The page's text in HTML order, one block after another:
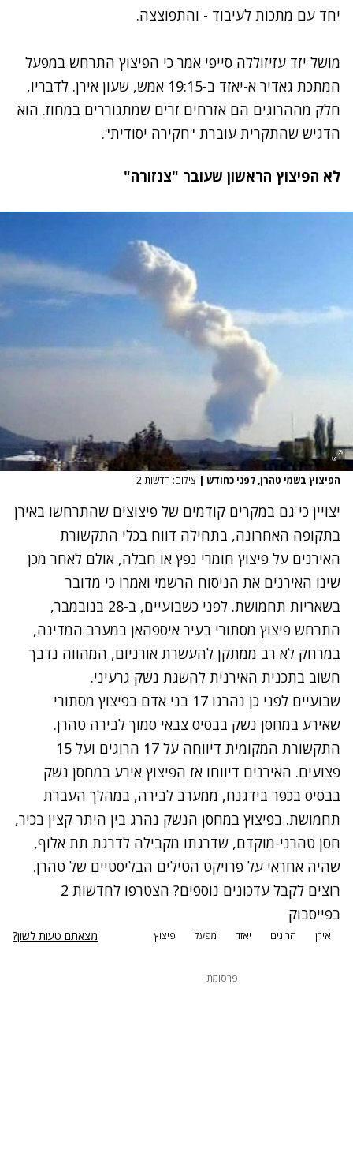
יחד עם מתכות לעיבוד - והתפוצצה.
מושל יזד עזיזוללה סייפי אמר כי הפיצוץ התרחש במפעל
המתכת גאדיר א-יאזד ב-19:15 אמש, שעון אירן. לדבריו,
חלק מההרוגים הם אזרחים זרים שמתגוררים במחוז. הוא
הדגיש שהתקרית עוברת "חקירה יסודית".
לא הפיצוץ הראשון שעובר "צנזורה"
הפיצוץ בשמי טהרן, לפני כחודש | צילום: חדשות 2
יצויין כי גם במקרים קודמים של פיצוצים שהתרחשו באירן
בתקופה האחרונה, בתחילה דווח בכלי התקשורת
האירנים על פיצוץ חומרי נפץ או חבלה, אולם לאחר מכן
שינו האירנים את הניסוח הרשמי ואמרו כי מדובר
בשאריות תחמושת. לפני כשבועיים, ב-28 בנובמבר,
התרחש פיצוץ מסתורי בעיר איספהאן במערב המדינה,
במרחק לא רב ממתקן להעשרת אורניום, המהווה נדבך
חשוב בתכנית האירנית להשגת נשק גרעיני.
שבועיים לפני כן נהרגו 17 בני אדם בפיצוץ מסתורי
שאירע במחסן נשק בבסיס צבאי סמוך לבירה טהרן.
התקשורת המקומית דיווחה על 17 הרוגים ועל 15
פצועים. האירנים דיווחו אז הפיצוץ אירע במחסן נשק
בבסיס בכפר בידגנח, ממערב לבירה, במהלך העברת
תחמושת. בפיצוץ במחסן הנשק נהרג בין היתר קצין בכיר,
חסן טהרני-מוקדם, שדרגתו מקבילה לדרגת תת אלוף,
שהיה אחראי על פרויקט הטילים הבליסטיים של טהרן.
רוצים לקבל עדכונים נוספים? הצטרפו לחדשות 2
בפייסבוק
אירן הרוגים יאזד מפעל פיצוץ מצאתם טעות לשון?
פרסומת